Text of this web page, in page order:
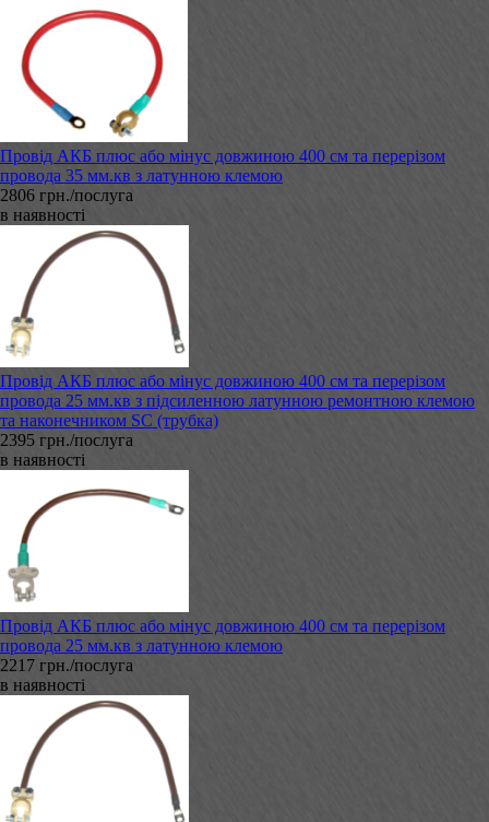
Провід АКБ плюс або мінус довжиною 400 см та перерізом
провода 35 мм.кв з латунною клемою
2806 грн./послуга
в наявності
Провід АКБ плюс або мінус довжиною 400 см та перерізом
провода 25 мм.кв з підсиленною латунною ремонтною клемою
та наконечником SC (трубка)
2395 грн./послуга
в наявності
Провід АКБ плюс або мінус довжиною 400 см та перерізом
провода 25 мм.кв з латунною клемою
2217 грн./послуга
в наявності